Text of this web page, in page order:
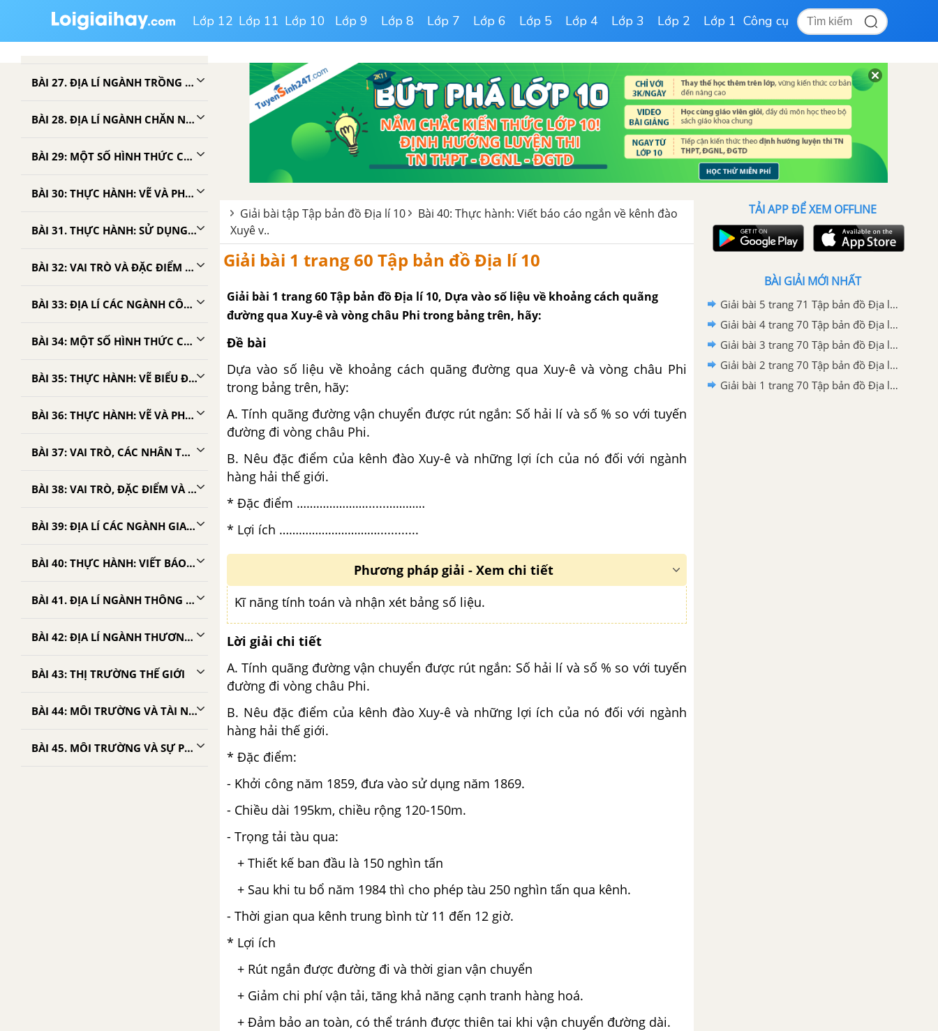
Lớp 12 Lớp 11 Lớp 10 Lớp 9 Lớp 8 Lớp 7 Lớp 6 Lớp 5 Lớp 4 Lớp 3 Lớp 2 Lớp 1 Công cụ
BÀI 25: CƠ CẤU NỀN KINH TẾ
BÀI 26: VAI TRÒ, ĐẶC ĐIỂM, CÁC NHÂN TỐ ẢNH HƯỞNG TỚI PHÂN BỐ NÔNG NGHIỆP
BÀI 27. ĐỊA LÍ NGÀNH TRỒNG TRỌT
BÀI 28. ĐỊA LÍ NGÀNH CHĂN NUÔI
BÀI 29: MỘT SỐ HÌNH THỨC CHỦ YẾU CỦA TỔ CHỨC LÃNH THỔ NÔNG NGHIỆP
BÀI 30: THỰC HÀNH: VẼ VÀ PHÂN TÍCH VỀ SẢN LƯỢNG LƯƠNG THỰC, DÂN SỐ CỦA THẾ GIỚI VÀ MỘT SỐ QUỐC GIA
BÀI 31. THỰC HÀNH: SỬ DỤNG PHƯƠNG PHÁP BẢN ĐỒ - BIỂU ĐỒ ĐỂ THỂ HIỆN SẢN LƯỢNG LƯƠNG THỰC VÀ CƠ CẤU SẢN LƯỢNG LƯƠNG THỰC CỦA MỘT SỐ NƯỚC TRÊN THẾ GIỚI
BÀI 32: VAI TRÒ VÀ ĐẶC ĐIỂM CỦA CÔNG NGHIỆP. CÁC NHÂN TỐ ẢNH HƯỞNG TỚI PHÁT TRIỂN VÀ PHÂN BỐ CÔNG NGHIỆP
BÀI 33: ĐỊA LÍ CÁC NGÀNH CÔNG NGHIỆP
BÀI 34: MỘT SỐ HÌNH THỨC CHỦ YẾU CỦA TỔ CHỨC LÃNH THỔ CÔNG NGHIỆP
BÀI 35: THỰC HÀNH: VẼ BIỂU ĐỒ TÌNH HÌNH SẢN XUẤT MỘT SỐ SẢN PHẨM CÔNG NGHIỆP TRÊN THẾ GIỚI
BÀI 36: THỰC HÀNH: VẼ VÀ PHÂN TÍCH BIỂU ĐỒ CƠ CẤU SỬ DỤNG NĂNG LƯỢNG CỦA THẾ GIỚI
BÀI 37: VAI TRÒ, CÁC NHÂN TỐ ẢNH HƯỞNG VÀ ĐẶC ĐIỂM PHÂN BỐ CÁC NGÀNH DỊCH VỤ
BÀI 38: VAI TRÒ, ĐẶC ĐIỂM VÀ CÁC NHÂN TỐ ẢNH HƯỞNG ĐẾN PHÁT TRIỂN, PHÂN BỐ NGÀNH GIAO THÔNG VẬN TẢI
BÀI 39: ĐỊA LÍ CÁC NGÀNH GIAO THÔNG VẬN TẢI
BÀI 40: THỰC HÀNH: VIẾT BÁO CÁO NGẮN VỀ KÊNH ĐÀO XUYÊ VÀ KÊNH ĐÀO PANAMA
BÀI 41. ĐỊA LÍ NGÀNH THÔNG TIN LIÊN LẠC
BÀI 42: ĐỊA LÍ NGÀNH THƯƠNG MẠI
BÀI 43: THỊ TRƯỜNG THẾ GIỚI
BÀI 44: MÔI TRƯỜNG VÀ TÀI NGUYÊN THIÊN NHIÊN
BÀI 45. MÔI TRƯỜNG VÀ SỰ PHÁT TRIỂN BỀN VỮNG
Giải bài tập Tập bản đồ Địa lí 10
Bài 40: Thực hành: Viết báo cáo ngắn về kênh đào
Xuyê v..
Giải bài 1 trang 60 Tập bản đồ Địa lí 10
Giải bài 1 trang 60 Tập bản đồ Địa lí 10, Dựa vào số liệu về khoảng cách quãng
đường qua Xuy-ê và vòng châu Phi trong bảng trên, hãy:
Đề bài
Dựa vào số liệu về khoảng cách quãng đường qua Xuy-ê và vòng châu Phi
trong bảng trên, hãy:
A. Tính quãng đường vận chuyển được rút ngắn: Số hải lí và số % so với tuyến
đường đi vòng châu Phi.
B. Nêu đặc điểm của kênh đào Xuy-ê và những lợi ích của nó đối với ngành
hàng hải thế giới.
* Đặc điểm …………………......…………
* Lợi ích …………………………............
Phương pháp giải - Xem chi tiết
Kĩ năng tính toán và nhận xét bảng số liệu.
Lời giải chi tiết
A. Tính quãng đường vận chuyển được rút ngắn: Số hải lí và số % so với tuyến
đường đi vòng châu Phi.
B. Nêu đặc điểm của kênh đào Xuy-ê và những lợi ích của nó đối với ngành
hàng hải thế giới.
* Đặc điểm:
- Khởi công năm 1859, đưa vào sử dụng năm 1869.
- Chiều dài 195km, chiều rộng 120-150m.
- Trọng tải tàu qua:
+ Thiết kế ban đầu là 150 nghìn tấn
+ Sau khi tu bổ năm 1984 thì cho phép tàu 250 nghìn tấn qua kênh.
- Thời gian qua kênh trung bình từ 11 đến 12 giờ.
* Lợi ích
+ Rút ngắn được đường đi và thời gian vận chuyển
+ Giảm chi phí vận tải, tăng khả năng cạnh tranh hàng hoá.
+ Đảm bảo an toàn, có thể tránh được thiên tai khi vận chuyển đường dài.
TẢI APP ĐỂ XEM OFFLINE
BÀI GIẢI MỚI NHẤT
Giải bài 5 trang 71 Tập bản đồ Địa lí 10
Giải bài 4 trang 70 Tập bản đồ Địa lí 10
Giải bài 3 trang 70 Tập bản đồ Địa lí 10
Giải bài 2 trang 70 Tập bản đồ Địa lí 10
Giải bài 1 trang 70 Tập bản đồ Địa lí 10